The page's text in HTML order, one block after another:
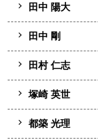
田中 陽大
田中 剛
田村 仁志
塚崎 英世
都築 光理